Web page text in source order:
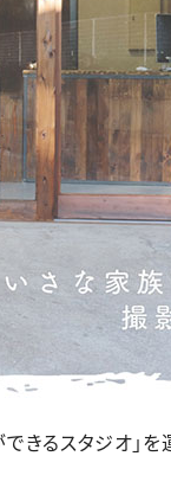
きるスタジオ」を